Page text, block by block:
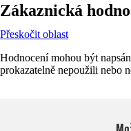
Zákaznická
Přeskočit oblast
Hodnocení mohou být
prokazatelně nepoužili nebo